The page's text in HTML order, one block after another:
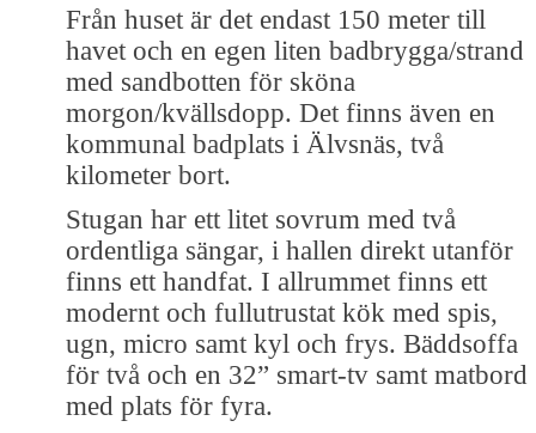
Från huset är det endast 150 meter till
havet och en egen liten badbrygga/strand
med sandbotten för sköna
morgon/kvällsdopp. Det finns även en
kommunal badplats i Älvsnäs, två
kilometer bort.
Stugan har ett litet sovrum med två
ordentliga sängar, i hallen direkt utanför
finns ett handfat. I allrummet finns ett
modernt och fullutrustat kök med spis,
ugn, micro samt kyl och frys. Bäddsoffa
för två och en 32” smart-tv samt matbord
med plats för fyra.